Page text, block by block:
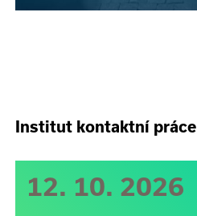
Institut kontaktní práce
12. 10. 2026